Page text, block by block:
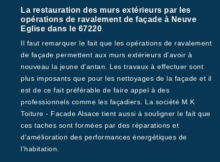
La restauration des murs extérieurs par les
opérations de ravalement de façade à Neuve
Eglise dans le 67220
Il faut remarquer le fait que les opérations de ravalement
de façade permettent aux murs extérieurs d'avoir à
nouveau la jeune d'antan. Les travaux à effectuer sont
plus imposants que pour les nettoyages de la façade et il
est de ce fait préférable de faire appel à des
professionnels comme les façadiers. La société M.K
Toiture - Facade Alsace tient aussi à souligner le fait que
ces taches sont formées par des réparations et
d'amélioration des performances énergétiques de
l'habitation.